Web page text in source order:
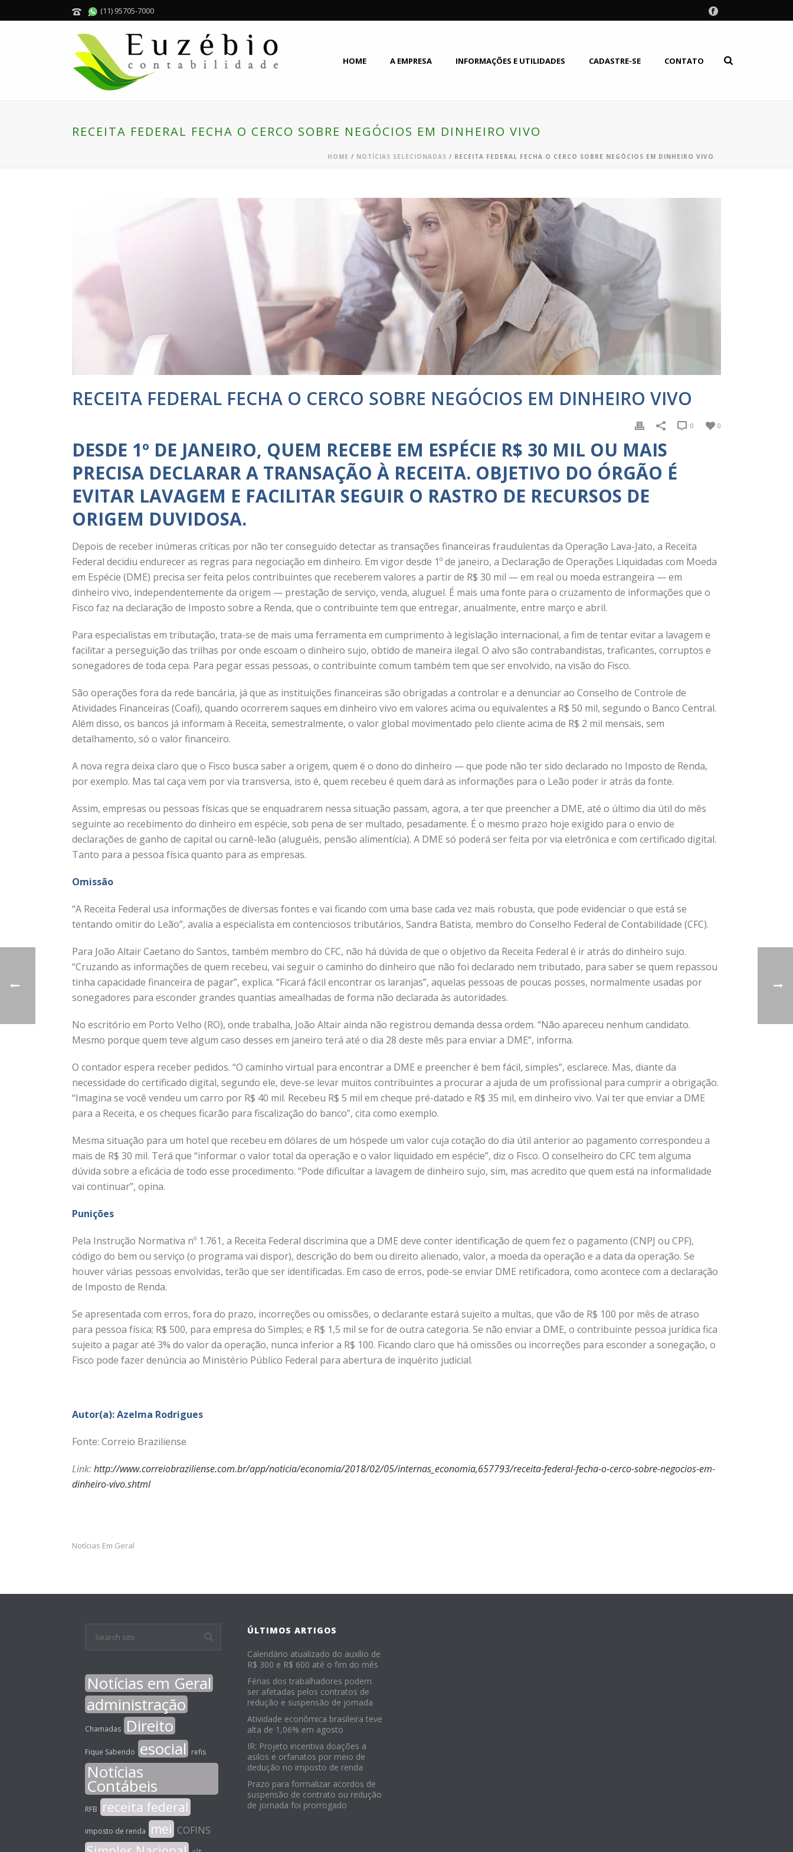
(11) 95705-7000
HOME A EMPRESA INFORMAÇÕES E UTILIDADES CADASTRE-SE CONTATO
RECEITA FEDERAL FECHA O CERCO SOBRE NEGÓCIOS EM DINHEIRO VIVO
HOME / NOTÍCIAS SELECIONADAS / RECEITA FEDERAL FECHA O CERCO SOBRE NEGÓCIOS EM DINHEIRO VIVO
RECEITA FEDERAL FECHA O CERCO SOBRE NEGÓCIOS EM DINHEIRO VIVO
0
0
DESDE 1º DE JANEIRO, QUEM RECEBE EM ESPÉCIE R$ 30 MIL OU MAIS
PRECISA DECLARAR A TRANSAÇÃO À RECEITA. OBJETIVO DO ÓRGÃO É
EVITAR LAVAGEM E FACILITAR SEGUIR O RASTRO DE RECURSOS DE
ORIGEM DUVIDOSA.
Depois de receber inúmeras críticas por não ter conseguido detectar as transações financeiras fraudulentas da Operação Lava-Jato, a Receita
Federal decidiu endurecer as regras para negociação em dinheiro. Em vigor desde 1º de janeiro, a Declaração de Operações Liquidadas com Moeda
em Espécie (DME) precisa ser feita pelos contribuintes que receberem valores a partir de R$ 30 mil — em real ou moeda estrangeira — em
dinheiro vivo, independentemente da origem — prestação de serviço, venda, aluguel. É mais uma fonte para o cruzamento de informações que o
Fisco faz na declaração de Imposto sobre a Renda, que o contribuinte tem que entregar, anualmente, entre março e abril.
Para especialistas em tributação, trata-se de mais uma ferramenta em cumprimento à legislação internacional, a fim de tentar evitar a lavagem e
facilitar a perseguição das trilhas por onde escoam o dinheiro sujo, obtido de maneira ilegal. O alvo são contrabandistas, traficantes, corruptos e
sonegadores de toda cepa. Para pegar essas pessoas, o contribuinte comum também tem que ser envolvido, na visão do Fisco.
São operações fora da rede bancária, já que as instituições financeiras são obrigadas a controlar e a denunciar ao Conselho de Controle de
Atividades Financeiras (Coafi), quando ocorrerem saques em dinheiro vivo em valores acima ou equivalentes a R$ 50 mil, segundo o Banco Central.
Além disso, os bancos já informam à Receita, semestralmente, o valor global movimentado pelo cliente acima de R$ 2 mil mensais, sem
detalhamento, só o valor financeiro.
A nova regra deixa claro que o Fisco busca saber a origem, quem é o dono do dinheiro — que pode não ter sido declarado no Imposto de Renda,
por exemplo. Mas tal caça vem por via transversa, isto é, quem recebeu é quem dará as informações para o Leão poder ir atrás da fonte.
Assim, empresas ou pessoas físicas que se enquadrarem nessa situação passam, agora, a ter que preencher a DME, até o último dia útil do mês
seguinte ao recebimento do dinheiro em espécie, sob pena de ser multado, pesadamente. É o mesmo prazo hoje exigido para o envio de
declarações de ganho de capital ou carnê-leão (aluguéis, pensão alimentícia). A DME só poderá ser feita por via eletrônica e com certificado digital.
Tanto para a pessoa física quanto para as empresas.
Omissão
“A Receita Federal usa informações de diversas fontes e vai ficando com uma base cada vez mais robusta, que pode evidenciar o que está se
tentando omitir do Leão”, avalia a especialista em contenciosos tributários, Sandra Batista, membro do Conselho Federal de Contabilidade (CFC).
Para João Altair Caetano do Santos, também membro do CFC, não há dúvida de que o objetivo da Receita Federal é ir atrás do dinheiro sujo.
“Cruzando as informações de quem recebeu, vai seguir o caminho do dinheiro que não foi declarado nem tributado, para saber se quem repassou
tinha capacidade financeira de pagar”, explica. “Ficará fácil encontrar os laranjas”, aquelas pessoas de poucas posses, normalmente usadas por
sonegadores para esconder grandes quantias amealhadas de forma não declarada às autoridades.
No escritório em Porto Velho (RO), onde trabalha, João Altair ainda não registrou demanda dessa ordem. “Não apareceu nenhum candidato.
Mesmo porque quem teve algum caso desses em janeiro terá até o dia 28 deste mês para enviar a DME”, informa.
O contador espera receber pedidos. “O caminho virtual para encontrar a DME e preencher é bem fácil, simples”, esclarece. Mas, diante da
necessidade do certificado digital, segundo ele, deve-se levar muitos contribuintes a procurar a ajuda de um profissional para cumprir a obrigação.
“Imagina se você vendeu um carro por R$ 40 mil. Recebeu R$ 5 mil em cheque pré-datado e R$ 35 mil, em dinheiro vivo. Vai ter que enviar a DME
para a Receita, e os cheques ficarão para fiscalização do banco”, cita como exemplo.
Mesma situação para um hotel que recebeu em dólares de um hóspede um valor cuja cotação do dia útil anterior ao pagamento correspondeu a
mais de R$ 30 mil. Terá que “informar o valor total da operação e o valor liquidado em espécie”, diz o Fisco. O conselheiro do CFC tem alguma
dúvida sobre a eficácia de todo esse procedimento. “Pode dificultar a lavagem de dinheiro sujo, sim, mas acredito que quem está na informalidade
vai continuar”, opina.
Punições
Pela Instrução Normativa nº 1.761, a Receita Federal discrimina que a DME deve conter identificação de quem fez o pagamento (CNPJ ou CPF),
código do bem ou serviço (o programa vai dispor), descrição do bem ou direito alienado, valor, a moeda da operação e a data da operação. Se
houver várias pessoas envolvidas, terão que ser identificadas. Em caso de erros, pode-se enviar DME retificadora, como acontece com a declaração
de Imposto de Renda.
Se apresentada com erros, fora do prazo, incorreções ou omissões, o declarante estará sujeito a multas, que vão de R$ 100 por mês de atraso
para pessoa física; R$ 500, para empresa do Simples; e R$ 1,5 mil se for de outra categoria. Se não enviar a DME, o contribuinte pessoa jurídica fica
sujeito a pagar até 3% do valor da operação, nunca inferior a R$ 100. Ficando claro que há omissões ou incorreções para esconder a sonegação, o
Fisco pode fazer denúncia ao Ministério Público Federal para abertura de inquérito judicial.
Autor(a): Azelma Rodrigues
Fonte: Correio Braziliense
Link:http://www.correiobraziliense.com.br/app/noticia/economia/2018/02/05/internas_economia,657793/receita-federal-fecha-o-cerco-sobre-negocios-em-
dinheiro-vivo.shtml
Notícias Em Geral
Notícias em Geral
administração
Chamadas Direito
Fique Sabendo esocial refis
Notícias
Contábeis
RFB receita federal
imposto de renda mei COFINS
ÚLTIMOS ARTIGOS
Calendário atualizado do auxílio de
R$ 300 e R$ 600 até o fim do mês
Férias dos trabalhadores podem
ser afetadas pelos contratos de
redução e suspensão de jornada
Atividade econômica brasileira teve
alta de 1,06% em agosto
IR: Projeto incentiva doações a
asilos e orfanatos por meio de
dedução no imposto de renda
Prazo para formalizar acordos de
suspensão de contrato ou redução
de jornada foi prorrogado